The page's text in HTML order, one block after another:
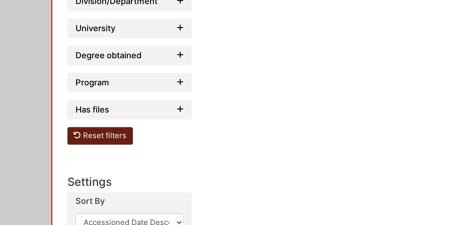
University
Degree obtained
Program
Has files
Reset filters
Settings
Sort By